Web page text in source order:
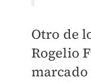
Otro de
Rogelio
marcado